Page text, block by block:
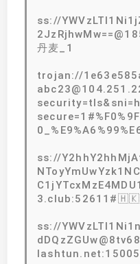
ss://
丹麦_1
trojan://
ss://
ss://